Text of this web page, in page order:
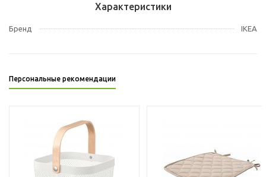
Характеристики
Бренд IKEA
Персональные рекомендации